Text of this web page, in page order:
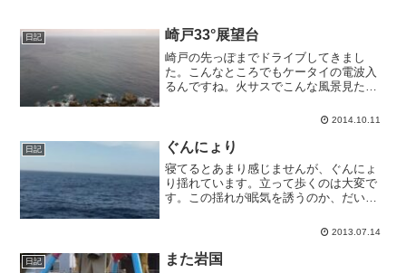
日記 崎戸33°展望台
崎戸の先っぽまでドライブしてきまし
た。こんなところでもケータイの電波入
るんですね。火サスでこんな風景見た気
2014.10.11
日記 ぐんにょり
寝てるとあまり感じませんが、ぐんにょ
り揺れています。立って歩くのは大変で
す。この揺れが眠気を誘うのか、だいた
れですが、酔い止めを飲んでおいたお陰
し寒いです。あと40分ほ...
2013.07.14
日記 また岩国